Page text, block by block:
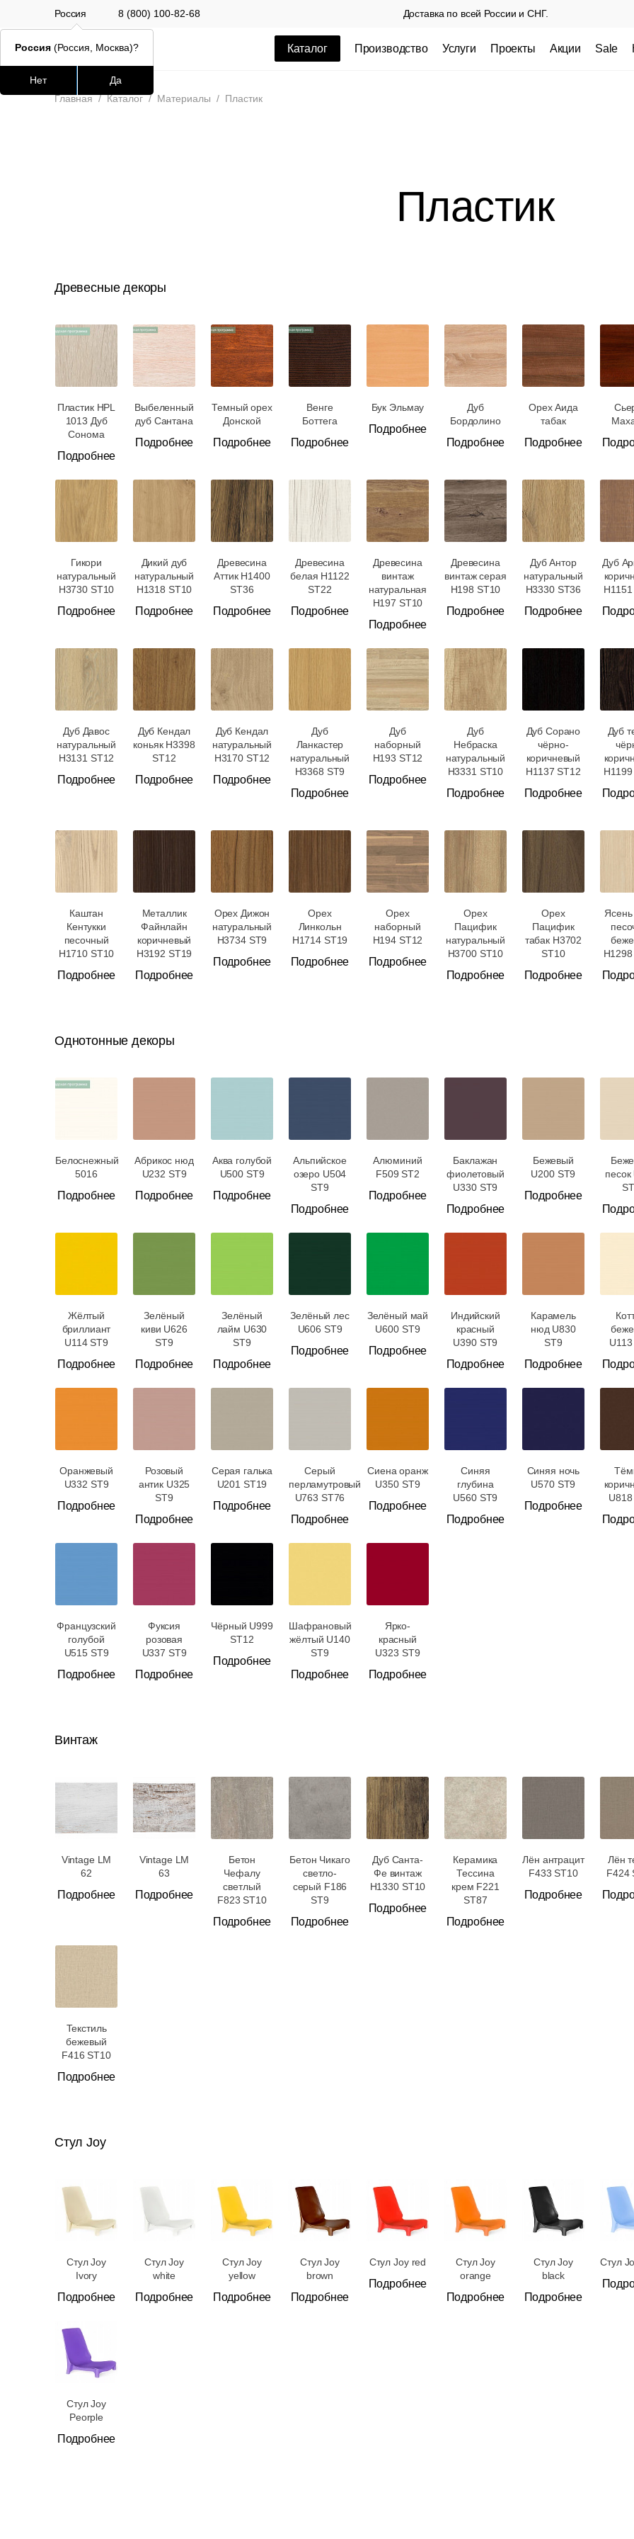
Россия 8 (800) 100-82-68 Доставка по всей России и СНГ.
Каталог Производство Услуги Проекты Акции Sale
Мягкая мебель
Мебель Loft
Барные стойки
Часто ищут
Главная / Каталог / Материалы / Пластик
Пластик
Древесные декоры
Пластик HPL
1013 Дуб
Сонома
Подробнее
Выбеленный
дуб Сантана
Подробнее
Темный орех
Донской
Подробнее
Венге
Боттега
Подробнее
Бук Эльмау
Подробнее
Дуб
Бордолино
Подробнее
Орех Аида
табак
Подробнее
Гикори
натуральный
H3730 ST10
Подробнее
Дикий дуб
натуральный
H1318 ST10
Подробнее
Древесина
Аттик H1400
ST36
Подробнее
Древесина
белая H1122
ST22
Подробнее
Древесина
винтаж
натуральная
H197 ST10
Подробнее
Древесина
винтаж серая
H198 ST10
Подробнее
Дуб Антор
натуральный
H3330 ST36
Подробнее
Дуб
Дуб Давос
натуральный
H3131 ST12
Подробнее
Дуб Кендал
коньяк H3398
ST12
Подробнее
Дуб Кендал
натуральный
H3170 ST12
Подробнее
Дуб
Ланкастер
натуральный
H3368 ST9
Подробнее
Дуб
наборный
H193 ST12
Подробнее
Дуб
Небраска
натуральный
H3331 ST10
Подробнее
Дуб Сорано
чёрно-
коричневый
H1137 ST12
Подробнее
Дуб
Каштан
Кентукки
песочный
H1710 ST10
Подробнее
Металлик
Файнлайн
коричневый
H3192 ST19
Подробнее
Орех Дижон
натуральный
H3734 ST9
Подробнее
Орех
Линкольн
H1714 ST19
Подробнее
Орех
наборный
H194 ST12
Подробнее
Орех
Пацифик
натуральный
H3700 ST10
Подробнее
Орех
Пацифик
табак H3702
ST10
Подробнее
Однотонные декоры
Белоснежный
5016
Подробнее
Абрикос нюд
U232 ST9
Подробнее
Аква голубой
U500 ST9
Подробнее
Альпийское
озеро U504
ST9
Подробнее
Алюминий
F509 ST2
Подробнее
Баклажан
фиолетовый
U330 ST9
Подробнее
Бежевый
U200 ST9
Подробнее
песок
Жёлтый
бриллиант
U114 ST9
Подробнее
Зелёный
киви U626
ST9
Подробнее
Зелёный
лайм U630
ST9
Подробнее
Зелёный лес
U606 ST9
Подробнее
Зелёный май
U600 ST9
Подробнее
Индийский
красный
U390 ST9
Подробнее
Карамель
нюд U830
ST9
Подробнее
Оранжевый
U332 ST9
Подробнее
Розовый
антик U325
ST9
Подробнее
Серая галька
U201 ST19
Подробнее
Серый
перламутровый
U763 ST76
Подробнее
Сиена оранж
U350 ST9
Подробнее
Синяя
глубина
U560 ST9
Подробнее
Синяя ночь
U570 ST9
Подробнее
Французский
голубой
U515 ST9
Подробнее
Фуксия
розовая
U337 ST9
Подробнее
Чёрный U999
ST12
Подробнее
Шафрановый
жёлтый U140
ST9
Подробнее
Ярко-
красный
U323 ST9
Подробнее
Винтаж
Vintage LM
62
Подробнее
Vintage LM
63
Подробнее
Бетон
Чефалу
светлый
F823 ST10
Подробнее
Бетон Чикаго
светло-
серый F186
ST9
Подробнее
Дуб Санта-
Фе винтаж
H1330 ST10
Подробнее
Керамика
Тессина
крем F221
ST87
Подробнее
Лён антрацит
F433 ST10
Подробнее
Лён
F424
Текстиль
бежевый
F416 ST10
Подробнее
Стул Joy
Стул Joy
Ivory
Подробнее
Стул Joy
white
Подробнее
Стул Joy
yellow
Подробнее
Стул Joy
brown
Подробнее
Стул Joy red
Подробнее
Стул Joy
orange
Подробнее
Стул Joy
black
Подробнее
Стул
Стул Joy
Peorple
Подробнее
Россия (Россия, Москва)?
Нет Да